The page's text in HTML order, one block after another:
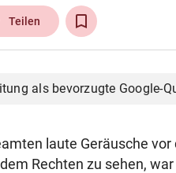
Teilen
als bevorzugte Google-
laute Geräusche
Rechten zu sehen,